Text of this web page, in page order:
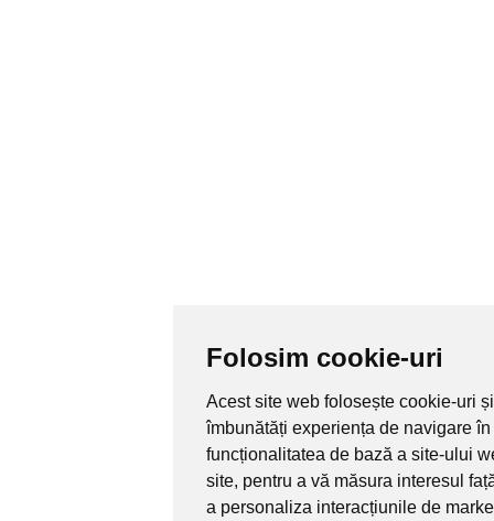
Folosim cookie-uri
Acest site web folosește cookie-uri
îmbunătăți experiența de navigare
funcționalitatea de bază a site-ului
site, pentru a vă măsura interesul
a personaliza interacțiunile de